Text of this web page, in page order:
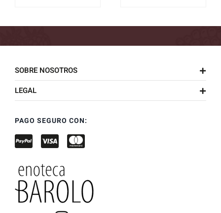
SOBRE NOSOTROS
LEGAL
PAGO SEGURO CON: